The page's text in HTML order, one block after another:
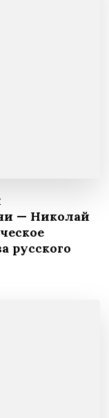
— Николай
русского